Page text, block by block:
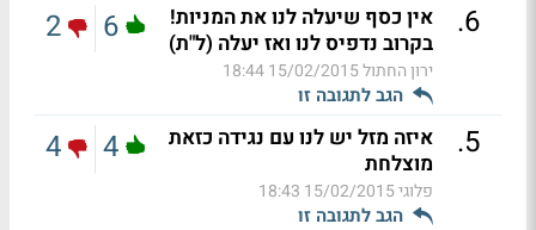
6
.
אין כסף שיעלה לנו את המניות!
בקרוב נדפיס לנו ואז יעלה (ל"ת)
ירון החתול15/02/2015 18:44
הגב לתגובה זו
6
2
5
.
איזה מזל יש לנו עם נגידה כזאת
מוצלחת
פלוגי15/02/2015 18:43
הגב לתגובה זו
4
4